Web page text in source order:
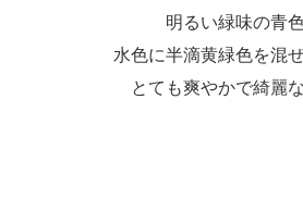
明るい緑味の青
水色に半滴黄緑色を混
とても爽やかで綺麗